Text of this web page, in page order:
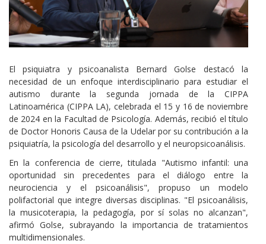
Cuerpo
El psiquiatra y psicoanalista Bernard Golse destacó la
necesidad de un enfoque interdisciplinario para estudiar el
autismo durante la segunda jornada de la CIPPA
Latinoamérica (CIPPA LA), celebrada el 15 y 16 de noviembre
de 2024 en la Facultad de Psicología. Además, recibió el título
de Doctor Honoris Causa de la Udelar por su contribución a la
psiquiatría, la psicología del desarrollo y el neuropsicoanálisis.
En la conferencia de cierre, titulada "Autismo infantil: una
oportunidad sin precedentes para el diálogo entre la
neurociencia y el psicoanálisis", propuso un modelo
polifactorial que integre diversas disciplinas. "El psicoanálisis,
la musicoterapia, la pedagogía, por sí solas no alcanzan",
afirmó Golse, subrayando la importancia de tratamientos
multidimensionales.